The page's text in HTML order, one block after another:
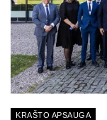
KRAŠTO APSAUGA